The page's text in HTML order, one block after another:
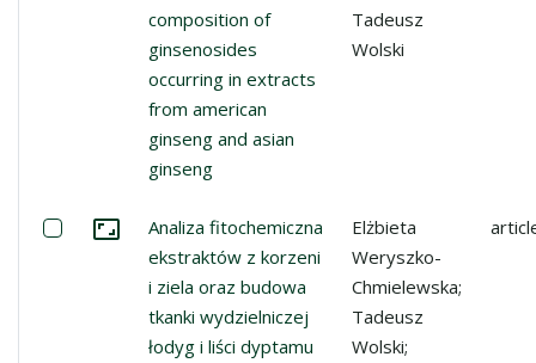
composition of
ginsenosides
occurring in extracts
from american
ginseng and asian
ginseng
Tadeusz
Wolski
Select: Analiza fitochemiczna ekstraktów z korzeni i
Go to the collection
Analiza fitochemiczna
ekstraktów z korzeni
i ziela oraz budowa
tkanki wydzielniczej
łodyg i liści dyptamu
Elżbieta
Weryszko-
Chmielewska;
Tadeusz
Wolski;